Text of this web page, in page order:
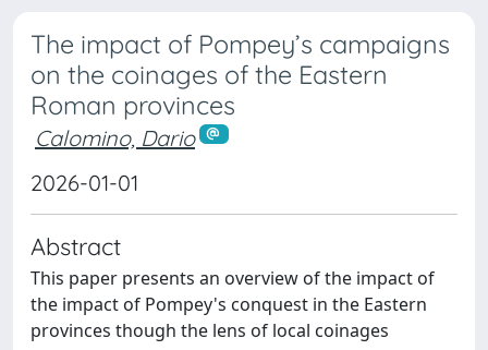
The impact of Pompey’s campaigns
on the coinages of the Eastern
Roman provinces
Calomino, Dario
2026-01-01
Abstract
This paper presents an overview of the impact of
the impact of Pompey's conquest in the Eastern
provinces though the lens of local coinages